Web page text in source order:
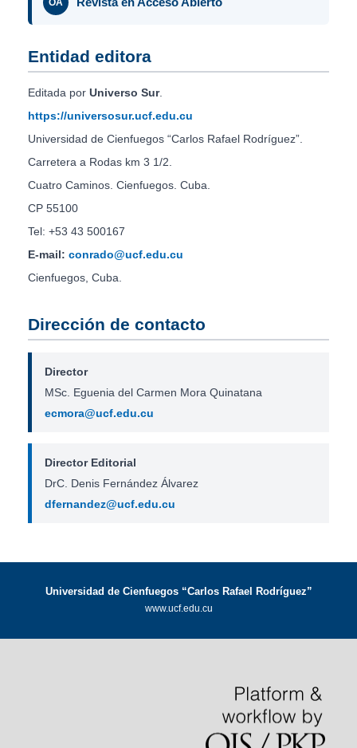
Entidad editora
Editada por Universo Sur.
https://universosur.ucf.edu.cu
Universidad de Cienfuegos “Carlos Rafael Rodríguez”.
Carretera a Rodas km 3 1/2.
Cuatro Caminos. Cienfuegos. Cuba.
CP 55100
Tel: +53 43 500167
E-mail: conrado@ucf.edu.cu
Cienfuegos, Cuba.
Dirección de contacto
Director
MSc. Eguenia del Carmen Mora Quinatana
ecmora@ucf.edu.cu
Director Editorial
DrC. Denis Fernández Álvarez
dfernandez@ucf.edu.cu
Universidad de Cienfuegos “Carlos Rafael Rodríguez”
www.ucf.edu.cu